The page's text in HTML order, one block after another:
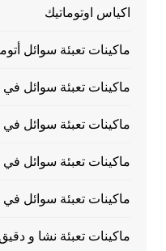
اكياس اوتوماتيك
ماكينات تعبئة سوائل
ماكينات تعبئة سوائل في
ماكينات تعبئة سوائل في
ماكينات تعبئة سوائل
ماكينات تعبئة سوائل
ماكينات تعبئة نشا و